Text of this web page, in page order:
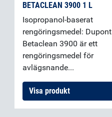
BETACLEAN 3900 1 L
Isopropanol-baserat
rengöringsmedel: Dupont
Betaclean 3900 är ett
rengöringsmedel för
avlägsnande...
Visa produkt